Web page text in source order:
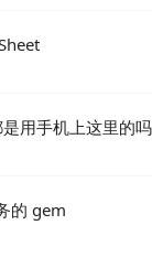
用手机上这里的
的 gem